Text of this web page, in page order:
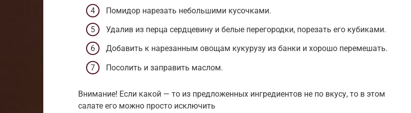
Помидор нарезать небольшими кусочками.
Удалив из перца сердцевину и белые перегородки, порезать его кубиками.
Добавить к нарезанным овощам кукурузу из банки и хорошо перемешать.
Посолить и заправить маслом.
Внимание! Если какой — то из предложенных ингредиентов не по вкусу, то в этом
салате его можно просто исключить